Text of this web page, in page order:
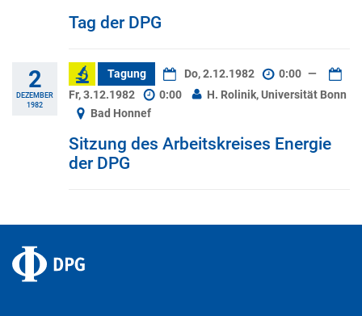
Tag der DPG
2
DEZEMBER
1982
Tagung Do, 2.12.1982 0:00 —
Fr, 3.12.1982
0:00
H. Rolinik, Universität Bonn
Bad Honnef
Sitzung des Arbeitskreises Energie
der DPG